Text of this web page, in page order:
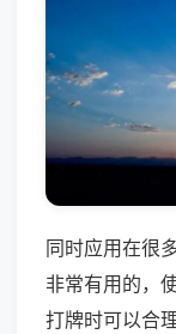
同时应用在很
非常有用的，
打牌时可以合